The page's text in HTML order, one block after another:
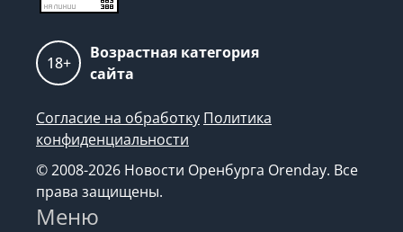
18+
Возрастная категория
сайта
Согласие на обработку Политика
конфиденциальности
© 2008-2026 Новости Оренбурга Orenday. Все
права защищены.
Меню